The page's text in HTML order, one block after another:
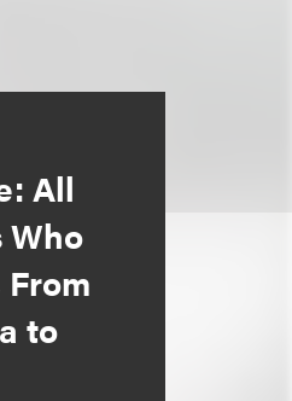
All
Who
to